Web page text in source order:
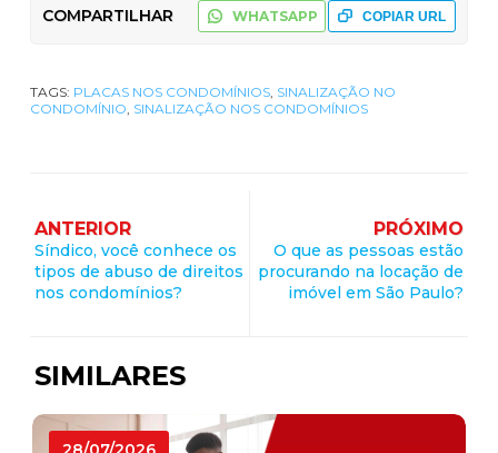
COMPARTILHAR COPIAR URL
WHATSAPP
TAGS: PLACAS NOS CONDOMÍNIOS, SINALIZAÇÃO NO
CONDOMÍNIO, SINALIZAÇÃO NOS CONDOMÍNIOS
ANTERIOR
Síndico, você conhece os
tipos de abuso de direitos
nos condomínios?
PRÓXIMO
O que as pessoas estão
procurando na locação de
imóvel em São Paulo?
SIMILARES